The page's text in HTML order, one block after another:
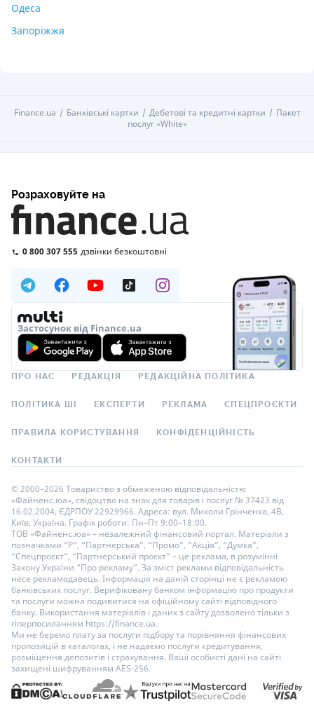
Одеса
Запоріжжя
Finance.ua Банківські картки Дебетові та кредитні картки
Пакет
послуг «White»
Розраховуйте на
0 800 307 555 дзвінки безкоштовні
Застосунок від Finance.ua
ПРО НАС РЕДАКЦІЯ РЕДАКЦІЙНА ПОЛІТИКА
ПОЛІТИКА ШІ ЕКСПЕРТИ РЕКЛАМА СПЕЦПРОЄКТИ
ПРАВИЛА КОРИСТУВАННЯ КОНФІДЕНЦІЙНІСТЬ
КОНТАКТИ
© 2000–2026 Товариство з обмеженою відповідальністю
«Файненс.юа», свідоцтво на знак для товарів і послуг № 37423 від
16.02.2004, ЄДРПОУ 22929966. Адреса: вул. Миколи Грінченка, 4В,
Київ, Україна. Графік роботи: Пн–Пт 9:00–18:00.
ТОВ «Файненс.юа» – незалежний фінансовий портал. Матеріали з
позначками “Р”, “Партнерська”, “Промо”, “Акція”, “Думка”,
“Спецпроєкт”, “Партнерський проєкт” – це реклама, в розумінні
Закону України “Про рекламу”. За зміст реклами відповідальність
несе рекламодавець. Інформація на даній сторінці не є рекламою
банківських послуг. Верифіковану банком інформацію про продукти
та послуги можна подивитися на офіційному сайті відповідного
банку. Використання матеріалів і даних з сайту дозволено тільки з
гіперпосиланням https://finance.ua.
Ми не беремо плату за послуги підбору та порівняння фінансових
пропозицій в каталогах, і не надаємо послуги кредитування,
розміщення депозитів і страхування. Ваші особисті дані на сайті
захищені шифруванням AES-256.